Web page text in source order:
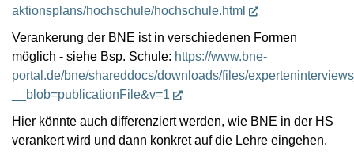
aktionsplans/hochschule/hochschule.html
Verankerung der BNE ist in verschiedenen Formen
möglich - siehe Bsp. Schule: https://www.bne-
portal.de/bne/shareddocs/downloads/files/
__blob=publicationFile&v=1
Hier könnte auch differenziert werden, wie BNE in der HS
verankert wird und dann konkret auf die Lehre eingehen.